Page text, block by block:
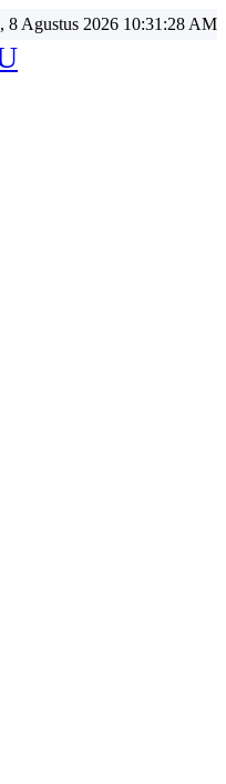
8 Agustus 2026 10:31:31 AM